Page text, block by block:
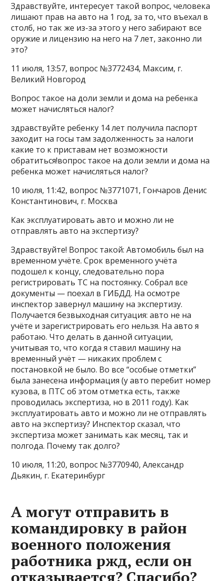
Здравствуйте, интересует такой вопрос, человека
лишают прав на авто на 1 год, за то, что въехал в
столб, но так же из-за этого у него забирают все
оружие и лицензию на него на 7 лет, законно ли
это?
11 июля, 13:57, вопрос №3772434, Максим, г.
Великий Новгород
Вопрос такое на доли земли и дома на ребенка
может начисляться налог?
здравствуйте ребенку 14 лет получила паспорт
заходит на госы там задолженность за налоги
какие то к приставам нет возможности
обратиться!вопрос такое на доли земли и дома на
ребенка может начисляться налог?
10 июля, 11:42, вопрос №3771071, Гончаров Денис
Константинович, г. Москва
Как эксплуатировать авто и можно ли не
отправлять авто на экспертизу?
Здравствуйте! Вопрос такой: Автомобиль был на
временном учёте. Срок временного учёта
подошел к концу, следовательно пора
регистрировать ТС на постоянку. Собрал все
документы — поехал в ГИБДД. На осмотре
инспектор завернул машину на экспертизу.
Получается безвыходная ситуация: авто не на
учёте и зарегистрировать его нельзя. На авто я
работаю. Что делать в данной ситуации,
учитывая то, что когда я ставил машину на
временный учёт — никаких проблем с
постановкой не было. Во все “особые отметки”
была занесена информация (у авто перебит номер
кузова, в ПТС об этом отметка есть, также
проводилась экспертиза, но в 2011 году). Как
эксплуатировать авто и можно ли не отправлять
авто на экспертизу? Инспектор сказал, что
экспертиза может занимать как месяц, так и
полгода. Почему так долго?
10 июля, 11:20, вопрос №3770940, Александр
Дьякин, г. Екатеринбург
А могут отправить в
командировку в район
военного положения
работника ржд, если он